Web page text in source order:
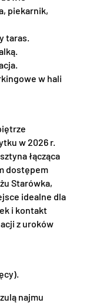
piekarnik,
taras.
w hali
w 2026 r.
łącząca
dostępem
Starówka,
idealne dla
i kontakt
z uroków
najmu